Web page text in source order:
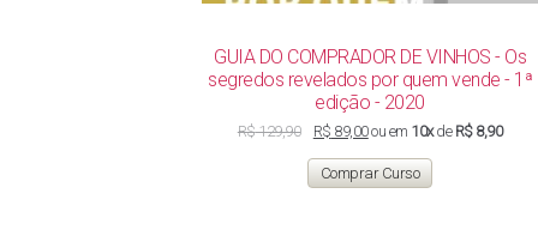
GUIA DO COMPRADOR DE VINHOS - Os
segredos revelados por quem vende - 1ª
edição - 2020
R$129,90
original
era:
R$ 129,90.
R$ 89,00O
atual
é:
R$ 89,00.
ou em 10xde R$ 8,90
Comprar Curso